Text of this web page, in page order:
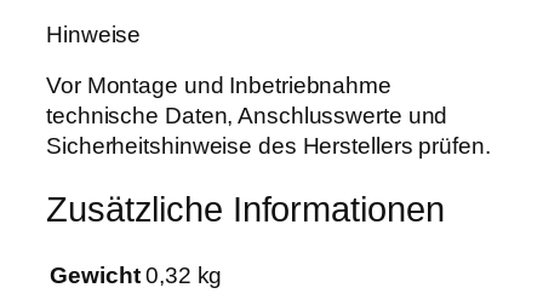
D
4
0
W
l
t
a
Hinweise
Vor Montage und Inbetriebnahme
technische Daten, Anschlusswerte und
Sicherheitshinweise des Herstellers prüfen.
Zusätzliche Informationen
Gewicht 0,32 kg